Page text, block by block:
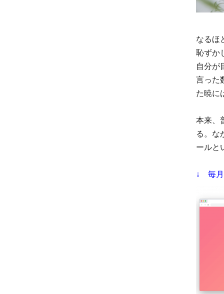
なるほ
恥ずか
自分が
言った
た暁に
本来、
る。な
ールと
↓ 毎月